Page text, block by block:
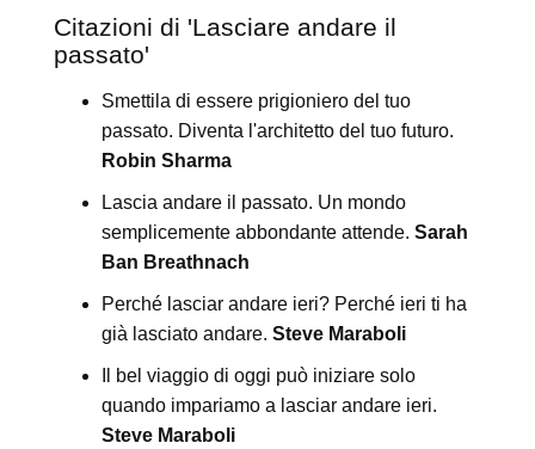
Citazioni di 'Lasciare andare il
passato'
Smettila di essere prigioniero del tuo
passato. Diventa l'architetto del tuo futuro.
Robin Sharma
Lascia andare il passato. Un mondo
semplicemente abbondante attende. Sarah
Ban Breathnach
Perché lasciar andare ieri? Perché ieri ti ha
già lasciato andare. Steve Maraboli
Il bel viaggio di oggi può iniziare solo
quando impariamo a lasciar andare ieri.
Steve Maraboli